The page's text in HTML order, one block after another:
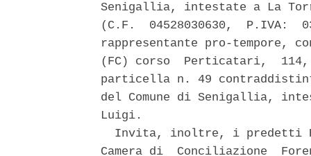
Senigallia, intestate a La
(C.F.  04528030630,  P.IVA:
rappresentante pro-tempore,
(FC) corso  Perticatari,
particella n. 49
del Comune di Senigallia,
Luigi.
Invita, inoltre, i predetti
Camera di  Conciliazione